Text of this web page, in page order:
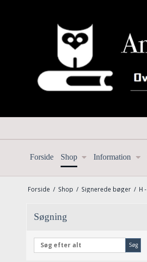
Forside Shop Information
Forside / Shop / Signerede bøger / H -
Søgning
Søg